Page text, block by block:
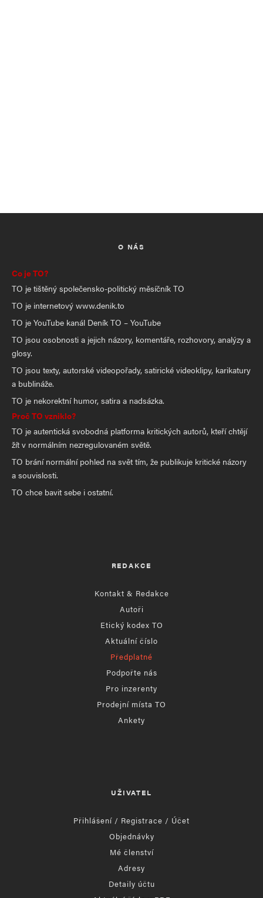
O NÁS
Co je TO?
TO je tištěný společensko-politický měsíčník TO
TO je internetový www.denik.to
TO je YouTube kanál Deník TO – YouTube
TO jsou osobnosti a jejich názory, komentáře, rozhovory, analýzy a
glosy.
TO jsou texty, autorské videopořady, satirické videoklipy, karikatury
a bublináže.
TO je nekorektní humor, satira a nadsázka.
Proč TO vzniklo?
TO je autentická svobodná platforma kritických autorů, kteří chtějí
žít v normálním nezregulovaném světě.
TO brání normální pohled na svět tím, že publikuje kritické názory
a souvislosti.
TO chce bavit sebe i ostatní.
REDAKCE
Kontakt & Redakce
Autoři
Etický kodex TO
Aktuální číslo
Předplatné
Podpořte nás
Pro inzerenty
Prodejní místa TO
Ankety
UŽIVATEL
Přihlášení / Registrace / Účet
Objednávky
Mé členství
Adresy
Detaily účtu